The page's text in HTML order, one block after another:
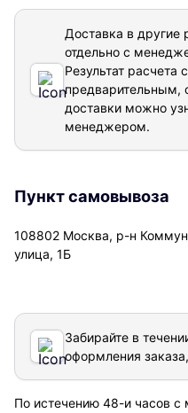
Доставка в другие
отдельно с
Результат расчета
предварительным,
доставки можно
менеджером.
Пункт самовывоза
108802 Москва, р-н
улица, 1Б
Забирайте в
оформления
По истечению 48-и часов с